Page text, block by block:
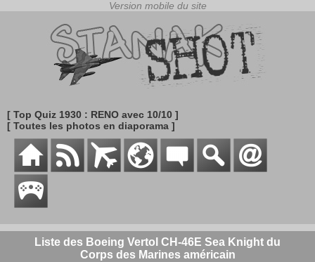
[ Top Quiz 1930 : RENO avec 10/10 ]
[ Toutes les photos en diaporama ]
Liste des Boeing Vertol CH-46E Sea Knight du
Corps des Marines américain